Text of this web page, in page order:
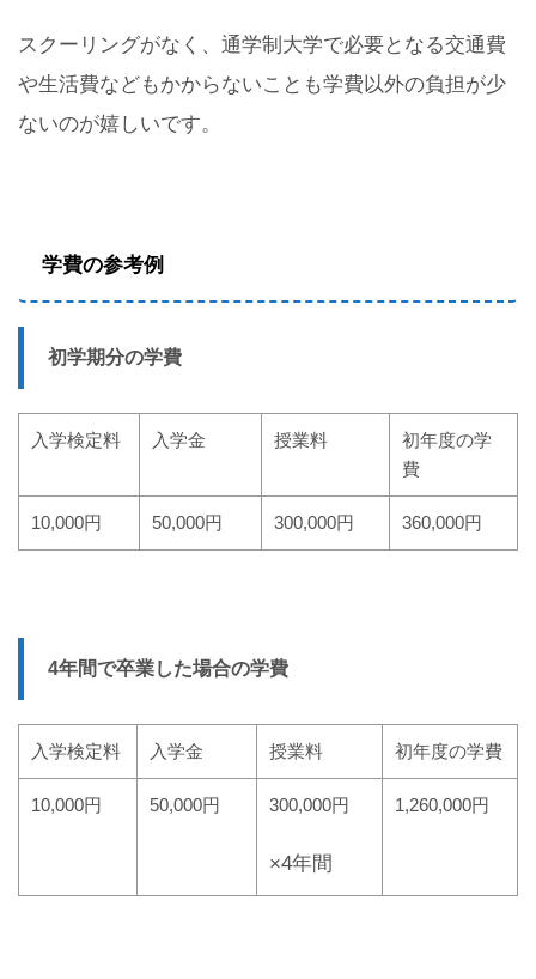
スクーリングがなく、通学制大学で必要となる交通費
や生活費などもかからないことも学費以外の負担が少
ないのが嬉しいです。
学費の参考例
初学期分の学費
入学検定料 入学金 授業料
初年度の学
費
10,000円 50,000円 300,000円 360,000円
4年間で卒業した場合の学費
入学検定料 入学金 授業料 初年度の学費
10,000円 50,000円 300,000円
×4年間
1,260,000円